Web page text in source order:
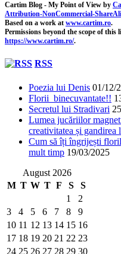
Cartim Blog - My Point of View by
Attribution-NonCommercial-
Based on a work at www.cartim.ro.
Permissions beyond the scope of this
https://www.cartim.ro/.
RSS
Poezia lui Denis 01/12/
Florii binecuvantate!!
Secretul lui Stradivari
Lumea jucăriilor
creativitatea și
Cum să îți îngrijești
mult timp 19/03/2025
August 2026
M T W T F S
S
1
2
3
4 5 6 7 8
9
10 11 12 13 14 15 16
17 18 19 20 21 22 23
24 25 26 27 28 29 30